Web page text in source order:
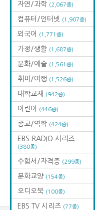
자연/과학 (2,067종)
컴퓨터/인터넷 (1,907종)
외국어 (1,771종)
가정/생활 (1,687종)
문화/예술 (1,561종)
취미/여행 (1,526종)
대학교재 (942종)
어린이 (446종)
종교/역학 (424종)
EBS RADIO 시리즈
(380종)
수험서/자격증 (299종)
문화교양 (154종)
오디오북 (100종)
EBS TV 시리즈 (77종)